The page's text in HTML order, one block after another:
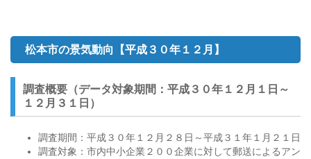
松本市の景気動向【平成３０年１２月】
調査概要（データ対象期間：平成３０年１２月１日～
１２月３１日）
調査期間：平成３０年１２月２８日～平成３１年１月２１日
調査対象：市内中小企業２００企業に対して郵送によるアン